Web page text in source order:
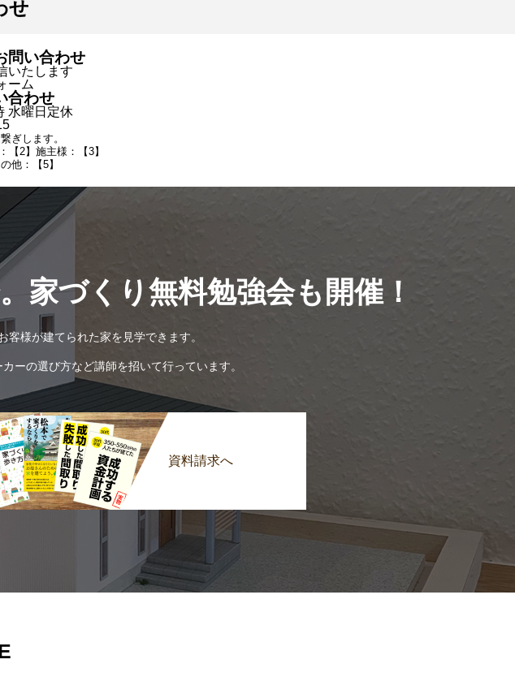
せ
問い合わせ
いたします
ーム
合わせ
水曜日定休
ぎします。
【2】施主様：【3】
他：【5】
家づくり無料勉強会も開催！
様が建てられた家を見学できます。
ーの選び方など講師を招いて行っています。
資料請求へ